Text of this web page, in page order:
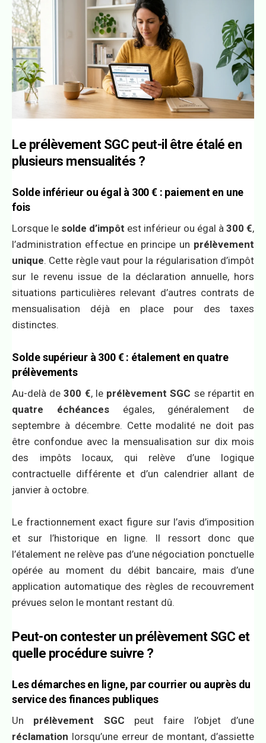
Le prélèvement SGC peut-il être étalé en
plusieurs mensualités ?
Solde inférieur ou égal à 300 € : paiement en une
fois
Lorsque le solde d’impôt est inférieur ou égal à 300 €,
l’administration effectue en principe un prélèvement
unique. Cette règle vaut pour la régularisation d’impôt
sur le revenu issue de la déclaration annuelle, hors
situations particulières relevant d’autres contrats de
mensualisation déjà en place pour des taxes
distinctes.
Solde supérieur à 300 € : étalement en quatre
prélèvements
Au-delà de300 €, le prélèvement SGC se répartit en
quatre échéanceségales, généralement de
septembre à décembre. Cette modalité ne doit pas
être confondue avec la mensualisation sur dix mois
des impôts locaux, qui relève d’une logique
contractuelle différente et d’un calendrier allant de
janvier à octobre.
Le fractionnement exact figure sur l’avis d’imposition
et sur l’historique en ligne. Il ressort donc que
l’étalement ne relève pas d’une négociation ponctuelle
opérée au moment du débit bancaire, mais d’une
application automatique des règles de recouvrement
prévues selon le montant restant dû.
Peut-on contester un prélèvement SGC et
quelle procédure suivre ?
Les démarches en ligne, par courrier ou auprès du
service des finances publiques
Un prélèvement SGC peut faire l’objet d’une
réclamation lorsqu’une erreur de montant, d’assiette